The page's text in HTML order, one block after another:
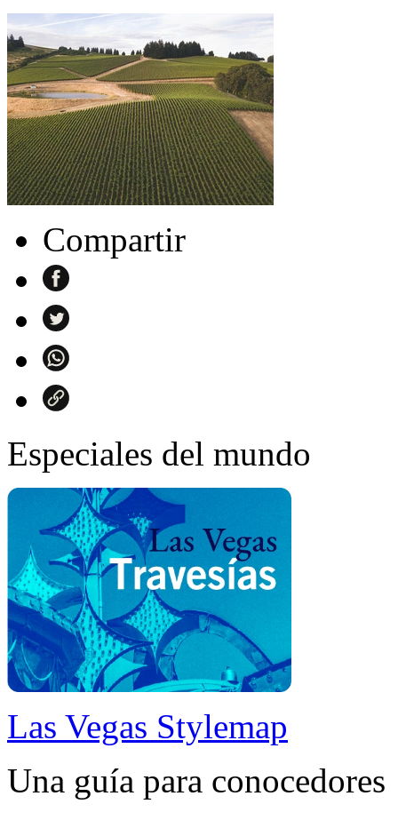
Compartir
Especiales del mundo
Las Vegas Stylemap
Una guía para conocedores